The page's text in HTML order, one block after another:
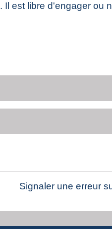
. Il est libre d'engager ou
Signaler une erreur